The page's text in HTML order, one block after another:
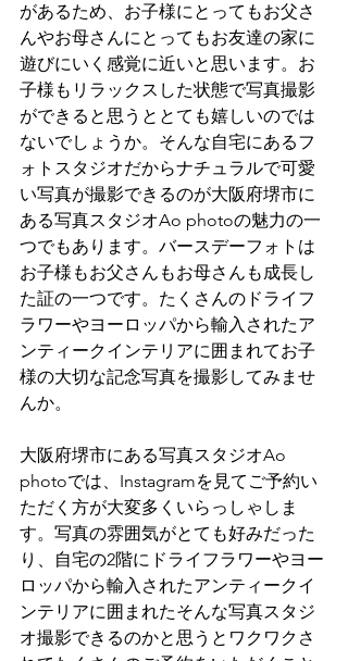
があるため、お子様にとってもお父さ
んやお母さんにとってもお友達の家に
遊びにいく感覚に近いと思います。お
子様もリラックスした状態で写真撮影
ができると思うととても嬉しいのでは
ないでしょうか。そんな自宅にあるフ
ォトスタジオだからナチュラルで可愛
い写真が撮影できるのが大阪府堺市に
ある写真スタジオAo photoの魅力の一
つでもあります。バースデーフォトは
お子様もお父さんもお母さんも成長し
た証の一つです。たくさんのドライフ
ラワーやヨーロッパから輸入されたア
ンティークインテリアに囲まれてお子
様の大切な記念写真を撮影してみませ
んか。
大阪府堺市にある写真スタジオAo
photoでは、Instagramを見てご予約い
ただく方が大変多くいらっしゃしま
す。写真の雰囲気がとても好みだった
り、自宅の2階にドライフラワーやヨー
ロッパから輸入されたアンティークイ
ンテリアに囲まれたそんな写真スタジ
オ撮影できるのかと思うとワクワクさ